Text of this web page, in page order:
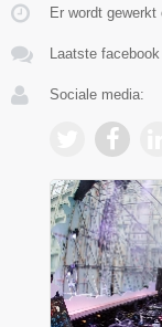
Er wordt gewerkt
Laatste
Sociale media: